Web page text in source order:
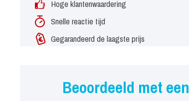
Hoge klantenwaardering
Snelle reactie tijd
Gegarandeerd de laagste prijs
Beoordeeld met een